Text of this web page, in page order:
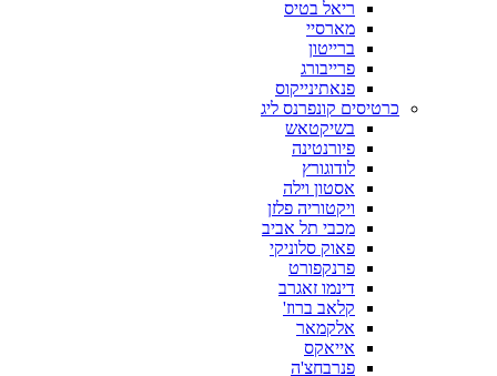
ריאל בטיס
מארסיי
ברייטון
פרייבורג
פנאתינייקוס
כרטיסים קונפרנס ליג
בשיקטאש
פיורנטינה
לודוגורץ
אסטון וילה
ויקטוריה פלזן
מכבי תל אביב
פאוק סלוניקי
פרנקפורט
דינמו זאגרב
קלאב ברוז'
אלקמאר
אייאקס
פנרבחצ'ה